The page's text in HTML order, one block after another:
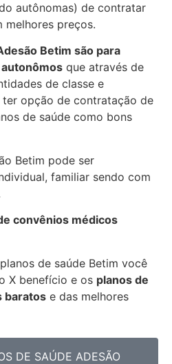
autônomas) de contratar
melhores preços.
Betim são para
que através de
de classe e
ter opção de contratação de
de saúde como bons
Betim pode ser
familiar sendo com
convênios médicos
de saúde Betim você
X benefício e os planos de
baratos e das melhores
DE SAÚDE ADESÃO